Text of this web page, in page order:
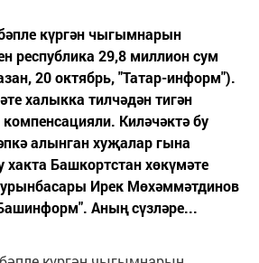
күргән чыгымнарын
республика 29,8 миллион сум
20 октябрь, "Татар-информ").
халыкка тилчәдән тигән
Киләчәктә бу
алынган хуҗалар гына
хакта Башкортстан хөкүмәте
Ирек Мөхәммәтдинов
Аның сүзләре...